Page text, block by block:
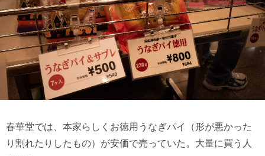
春華堂では、本家らしくお徳用うなぎパイ（形が悪かった
り割れたりしたもの）が安価で売っていた。大量に買う人